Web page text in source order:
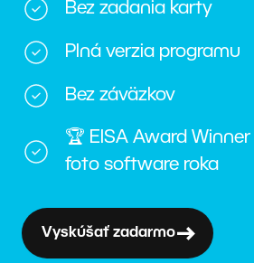
Bez zadania karty
Plná verzia programu
Bez záväzkov
🏆 EISA Award Winner
foto software roka
Vyskúšať zadarmo